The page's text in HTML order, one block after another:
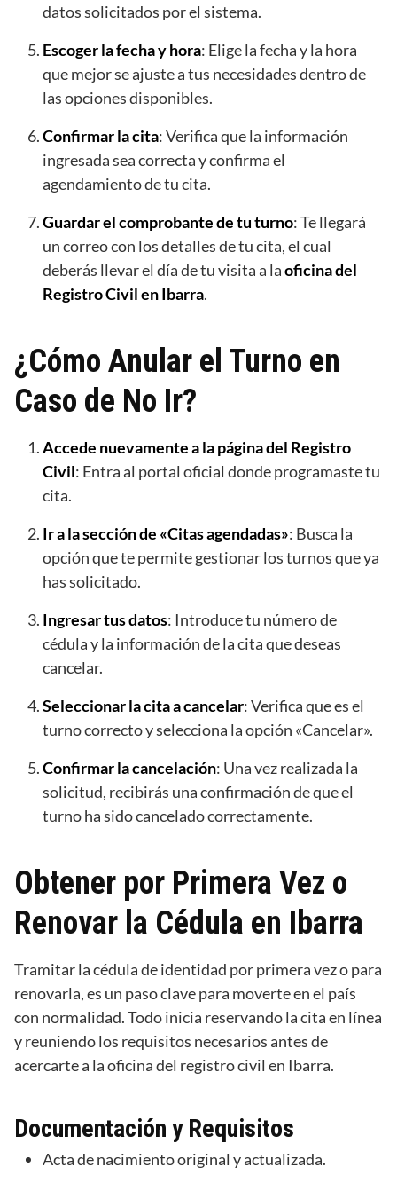
datos solicitados por el sistema.
Escoger la fecha y hora: Elige la fecha y la hora
que mejor se ajuste a tus necesidades dentro de
las opciones disponibles.
Confirmar la cita: Verifica que la información
ingresada sea correcta y confirma el
agendamiento de tu cita.
Guardar el comprobante de tu turno: Te llegará
un correo con los detalles de tu cita, el cual
deberás llevar el día de tu visita a laoficina del
Registro Civil en Ibarra.
¿Cómo Anular el Turno en
Caso de No Ir?
Accede nuevamente a la página del Registro
Civil: Entra al portal oficial donde programaste tu
cita.
Ir a la sección de «Citas agendadas»: Busca la
opción que te permite gestionar los turnos que ya
has solicitado.
Ingresar tus datos: Introduce tu número de
cédula y la información de la cita que deseas
cancelar.
Seleccionar la cita a cancelar: Verifica que es el
turno correcto y selecciona la opción «Cancelar».
Confirmar la cancelación: Una vez realizada la
solicitud, recibirás una confirmación de que el
turno ha sido cancelado correctamente.
Obtener por Primera Vez o
Renovar la Cédula en Ibarra
Tramitar la cédula de identidad por primera vez o para
renovarla, es un paso clave para moverte en el país
con normalidad. Todo inicia reservando la cita en línea
y reuniendo los requisitos necesarios antes de
acercarte a la oficina del registro civil en Ibarra.
Documentación y Requisitos
Acta de nacimiento original y actualizada.